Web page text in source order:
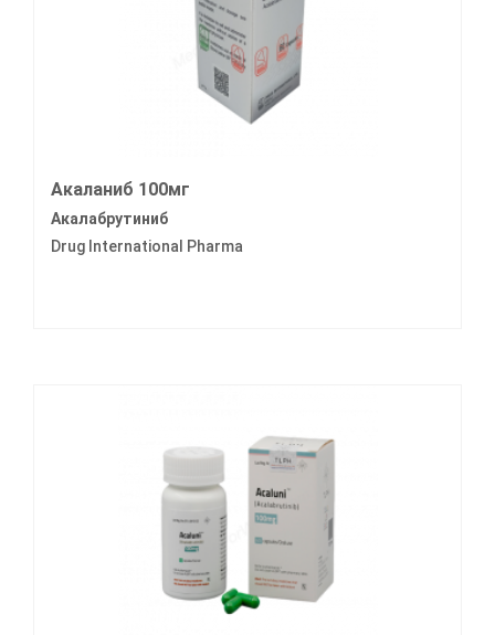
Акаланиб 100мг
Акалабрутиниб
Drug International Pharma